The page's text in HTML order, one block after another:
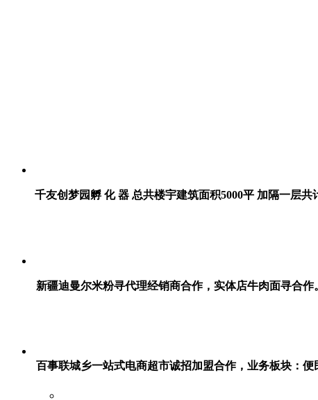
千友创梦园孵 化 器 总共楼宇建筑面积5000平 加隔一层
新疆迪曼尔米粉寻代理经销商合作，实体店牛肉面寻合
百事联城乡一站式电商超市诚招加盟合作，业务板块：